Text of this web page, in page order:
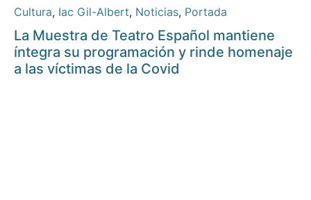
Cultura, Iac Gil-Albert, Noticias, Portada
La Muestra de Teatro Español mantiene
íntegra su programación y rinde homenaje
a las víctimas de la Covid